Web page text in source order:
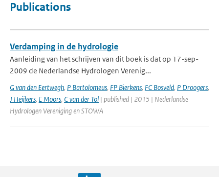
Publications
Verdamping in de hydrologie
Aanleiding van het schrijven van dit boek is dat op 17-sep-
2009 de Nederlandse Hydrologen Verenig...
G van den Eertwegh, P Bartolomeus, FP Bierkens, FC Bosveld, P Droogers,
J Heijkers, E Moors, C van der Tol | published | 2015 | Nederlandse
Hydrologen Vereniging en STOWA